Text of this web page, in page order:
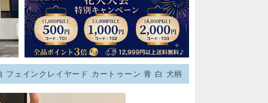
ェインクレイヤード カートゥーン 青 白 犬柄